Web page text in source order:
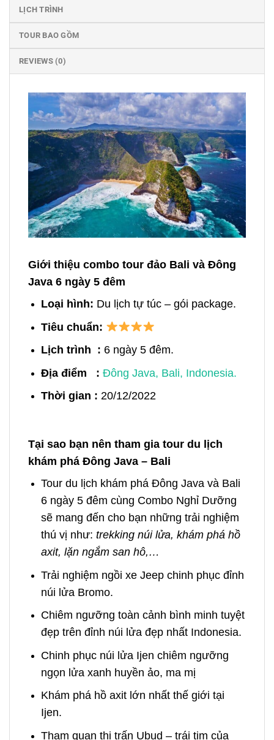
LỊCH TRÌNH
TOUR BAO GỒM
REVIEWS (0)
Giới thiệu combo tour đảo Bali và Đông
Java 6 ngày 5 đêm
Loại hình: Du lịch tự túc – gói package.
Tiêu chuẩn:
Lịch trình : 6ngày 5 đêm.
Địa điểm : Đông Java, Bali, Indonesia.
Thời gian : 20/12/2022
Tại sao bạn nên tham gia tour du lịch
khám phá Đông Java – Bali
Tour du lịch khám phá Đông Java và Bali
6 ngày 5 đêm cùng Combo Nghỉ Dưỡng
sẽ mang đến cho bạn những trải nghiệm
thú vị như: trekking núi lửa, khám phá hồ
axit, lặn ngắm san hô,…
Trải nghiệm ngồi xe Jeep chinh phục đỉnh
núi lửa Bromo.
Chiêm ngưỡng toàn cảnh bình minh tuyệt
đẹp trên đỉnh núi lửa đẹp nhất Indonesia.
Chinh phục núi lửa Ijen chiêm ngưỡng
ngọn lửa xanh huyền ảo, ma mị
Khám phá hồ axit lớn nhất thế giới tại
Ijen.
Tham quan thị trấn Ubud – trái tim của